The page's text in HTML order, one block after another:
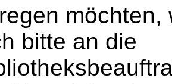
möchten,
bitte an die